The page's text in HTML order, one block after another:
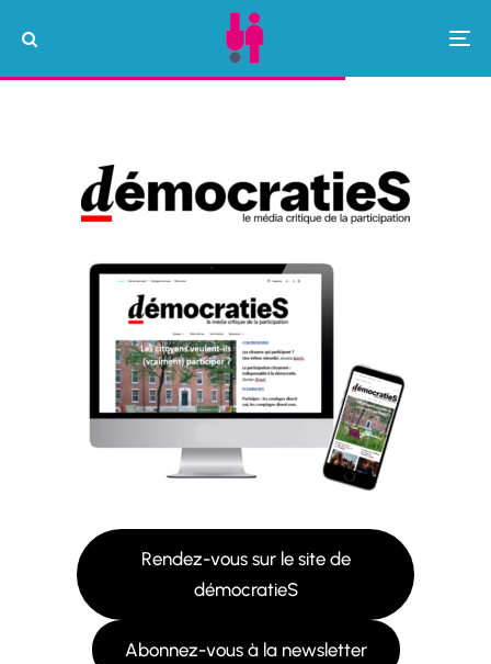
Rendez-vous sur le site de
démocratieS
Abonnez-vous à la newsletter